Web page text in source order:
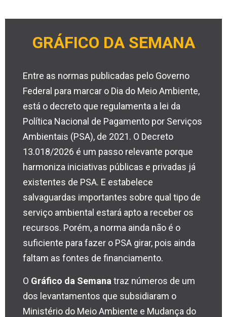
GRÁFICO DA SEMANA
Entre as normas publicadas pelo Governo
Federal para marcar o Dia do Meio Ambiente,
está o decreto que regulamenta a lei da
Política Nacional de Pagamento por Serviços
Ambientais (PSA), de 2021. O Decreto
13.018/2026 é um passo relevante porque
harmoniza iniciativas públicas e privadas já
existentes de PSA. E estabelece
salvaguardas importantes sobre qual tipo de
serviço ambiental estará apto a receber os
recursos. Porém, a norma ainda não é o
suficiente para fazer o PSA girar, pois ainda
faltam as fontes de financiamento.
O Gráfico da Semana traz números de um
dos levantamentos que subsidiaram o
Ministério do Meio Ambiente e Mudança do